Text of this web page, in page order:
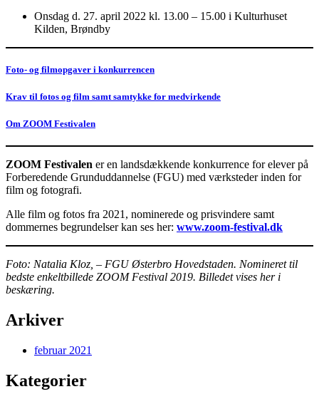
Onsdag d. 27. april 2022 kl. 13.00 – 15.00 i Kulturhuset
Kilden, Brøndby
Foto- og filmopgaver i konkurrencen
Krav til fotos og film samt samtykke for medvirkende
Om ZOOM Festivalen
ZOOM Festivalen er en landsdækkende konkurrence for elever på
Forberedende Grunduddannelse (FGU) med værksteder inden for
film og fotografi.
Alle film og fotos fra 2021, nominerede og prisvindere samt
dommernes begrundelser kan ses her: www.zoom-festival.dk
Foto: Natalia Kloz, – FGU Østerbro Hovedstaden. Nomineret til
bedste enkeltbillede ZOOM Festival 2019. Billedet vises her i
beskæring.
Arkiver
februar 2021
Kategorier